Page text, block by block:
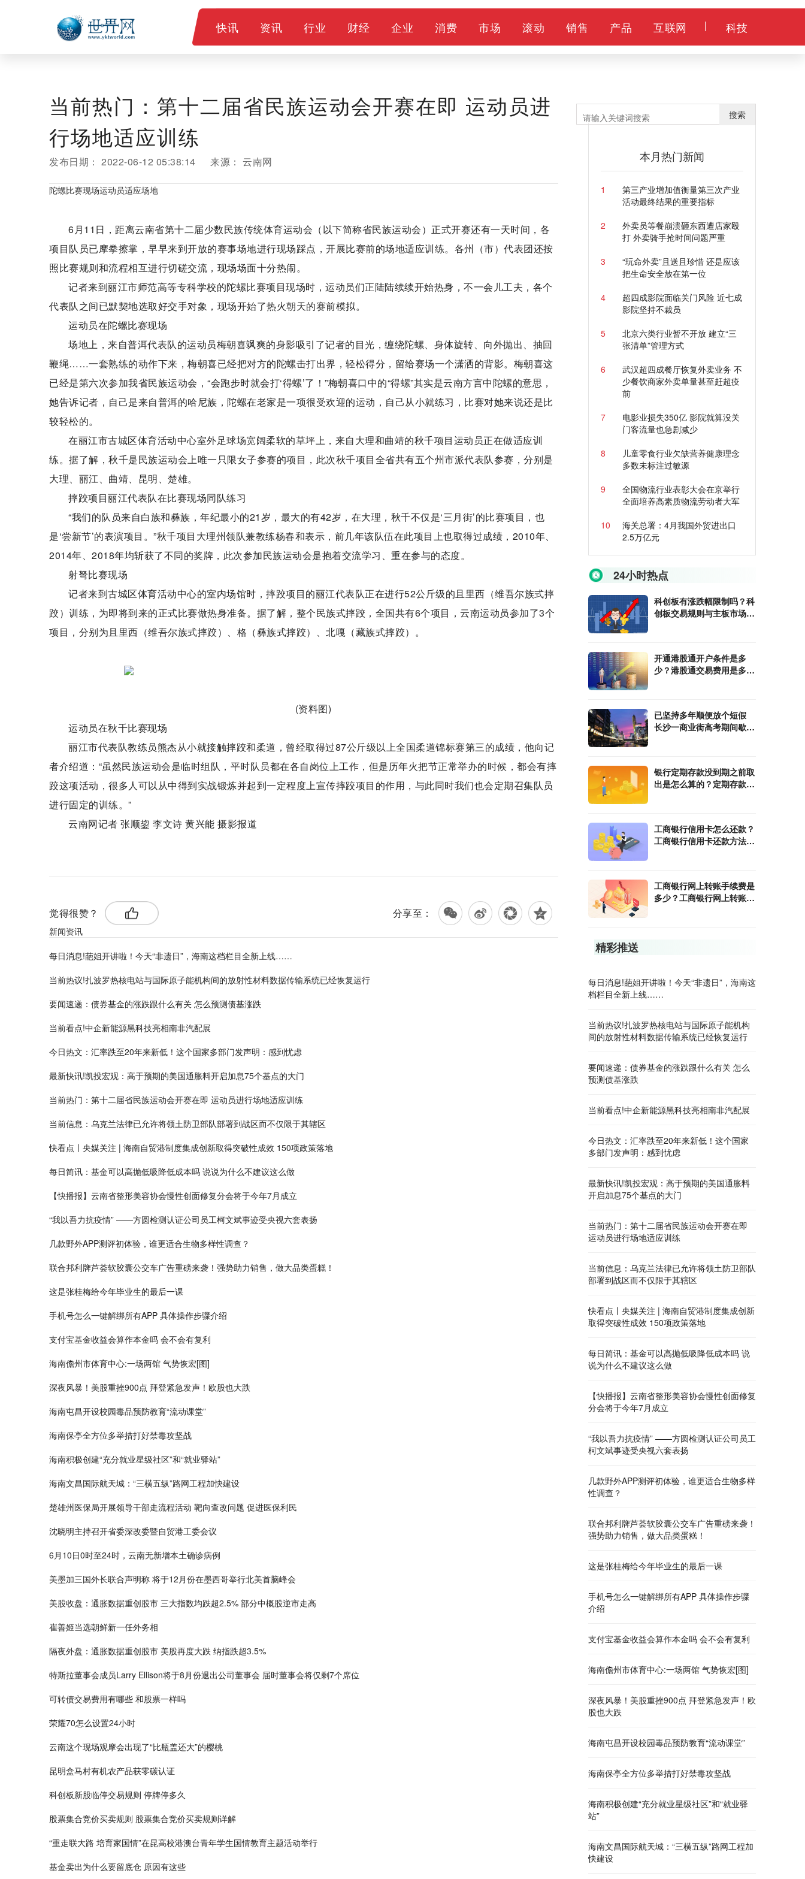
快讯 资讯 行业 财经 企业 消费 市场 滚动 销售 产品 互联网 科技
当前热门：第十二届省民族运动会开赛在即 运动员进
行场地适应训练
发布日期： 2022-06-12 05:38:14 来源： 云南网
陀螺比赛现场运动员适应场地
6月11日，距离云南省第十二届少数民族传统体育运动会（以下简称省民族运动会）正式开赛还有一天时间，各
项目队员已摩拳擦掌，早早来到开放的赛事场地进行现场踩点，开展比赛前的场地适应训练。各州（市）代表团还按
照比赛规则和流程相互进行切磋交流，现场场面十分热闹。
记者来到丽江市师范高等专科学校的陀螺比赛项目现场时，运动员们正陆陆续续开始热身，不一会儿工夫，各个
代表队之间已默契地选取好交手对象，现场开始了热火朝天的赛前模拟。
运动员在陀螺比赛现场
场地上，来自普洱代表队的运动员梅朝喜飒爽的身影吸引了记者的目光，缠绕陀螺、身体旋转、向外抛出、抽回
鞭绳……一套熟练的动作下来，梅朝喜已经把对方的陀螺击打出界，轻松得分，留给赛场一个潇洒的背影。梅朝喜这
已经是第六次参加我省民族运动会，“会跑步时就会打‘得螺’了！”梅朝喜口中的“得螺”其实是云南方言中陀螺的意思，
她告诉记者，自己是来自普洱的哈尼族，陀螺在老家是一项很受欢迎的运动，自己从小就练习，比赛对她来说还是比
较轻松的。
在丽江市古城区体育活动中心室外足球场宽阔柔软的草坪上，来自大理和曲靖的秋千项目运动员正在做适应训
练。据了解，秋千是民族运动会上唯一只限女子参赛的项目，此次秋千项目全省共有五个州市派代表队参赛，分别是
大理、丽江、曲靖、昆明、楚雄。
摔跤项目丽江代表队在比赛现场同队练习
“我们的队员来自白族和彝族，年纪最小的21岁，最大的有42岁，在大理，秋千不仅是‘三月街’的比赛项目，也
是‘尝新节’的表演项目。”秋千项目大理州领队兼教练杨春和表示，前几年该队伍在此项目上也取得过成绩，2010年、
2014年、2018年均斩获了不同的奖牌，此次参加民族运动会是抱着交流学习、重在参与的态度。
射弩比赛现场
记者来到古城区体育活动中心的室内场馆时，摔跤项目的丽江代表队正在进行52公斤级的且里西（维吾尔族式摔
跤）训练，为即将到来的正式比赛做热身准备。据了解，整个民族式摔跤，全国共有6个项目，云南运动员参加了3个
项目，分别为且里西（维吾尔族式摔跤）、格（彝族式摔跤）、北嘎（藏族式摔跤）。
(资料图)
运动员在秋千比赛现场
丽江市代表队教练员熊杰从小就接触摔跤和柔道，曾经取得过87公斤级以上全国柔道锦标赛第三的成绩，他向记
者介绍道：“虽然民族运动会是临时组队，平时队员都在各自岗位上工作，但是历年火把节正常举办的时候，都会有摔
跤这项活动，很多人可以从中得到实战锻炼并起到一定程度上宣传摔跤项目的作用，与此同时我们也会定期召集队员
进行固定的训练。”
云南网记者 张顺鋆 李文诗 黄兴能 摄影报道
觉得很赞？ 分享至：
新闻资讯
每日消息!葩姐开讲啦！今天“非遗日”，海南这档栏目全新上线……
当前热议!扎波罗热核电站与国际原子能机构间的放射性材料数据传输系统已经恢复运行
要闻速递：债券基金的涨跌跟什么有关 怎么预测债基涨跌
当前看点!中企新能源黑科技亮相南非汽配展
今日热文：汇率跌至20年来新低！这个国家多部门发声明：感到忧虑
最新快讯!凯投宏观：高于预期的美国通胀料开启加息75个基点的大门
当前热门：第十二届省民族运动会开赛在即 运动员进行场地适应训练
当前信息：乌克兰法律已允许将领土防卫部队部署到战区而不仅限于其辖区
快看点丨央媒关注 | 海南自贸港制度集成创新取得突破性成效 150项政策落地
每日简讯：基金可以高抛低吸降低成本吗 说说为什么不建议这么做
【快播报】云南省整形美容协会慢性创面修复分会将于今年7月成立
“我以吾力抗疫情” ——方圆检测认证公司员工柯文斌事迹受央视六套表扬
几款野外APP测评初体验，谁更适合生物多样性调查？
联合邦利牌芦荟软胶囊公交车广告重磅来袭！强势助力销售，做大品类蛋糕！
这是张桂梅给今年毕业生的最后一课
手机号怎么一键解绑所有APP 具体操作步骤介绍
支付宝基金收益会算作本金吗 会不会有复利
海南儋州市体育中心:一场两馆 气势恢宏[图]
深夜风暴！美股重挫900点 拜登紧急发声！欧股也大跌
海南屯昌开设校园毒品预防教育“流动课堂”
海南保亭全方位多举措打好禁毒攻坚战
海南积极创建“充分就业星级社区”和“就业驿站”
海南文昌国际航天城：“三横五纵”路网工程加快建设
楚雄州医保局开展领导干部走流程活动 靶向查改问题 促进医保利民
沈晓明主持召开省委深改委暨自贸港工委会议
6月10日0时至24时，云南无新增本土确诊病例
美墨加三国外长联合声明称 将于12月份在墨西哥举行北美首脑峰会
美股收盘：通胀数据重创股市 三大指数均跌超2.5% 部分中概股逆市走高
崔善姬当选朝鲜新一任外务相
隔夜外盘：通胀数据重创股市 美股再度大跌 纳指跌超3.5%
特斯拉董事会成员Larry Ellison将于8月份退出公司董事会 届时董事会将仅剩7个席位
可转债交易费用有哪些 和股票一样吗
荣耀70怎么设置24小时
云南这个现场观摩会出现了“比瓶盖还大”的樱桃
昆明盒马村有机农产品获零碳认证
科创板新股临停交易规则 停牌停多久
股票集合竞价买卖规则 股票集合竞价买卖规则详解
“重走联大路 培育家国情”在昆高校港澳台青年学生国情教育主题活动举行
基金卖出为什么要留底仓 原因有这些
搜索
本月热门新闻
1
第三产业增加值衡量第三次产业
活动最终结果的重要指标
2
外卖员等餐崩溃砸东西遭店家殴
打 外卖骑手抢时间问题严重
3
“玩命外卖”且送且珍惜 还是应该
把生命安全放在第一位
4
超四成影院面临关门风险 近七成
影院坚持不裁员
5
北京六类行业暂不开放 建立“三
张清单”管理方式
6
武汉超四成餐厅恢复外卖业务 不
少餐饮商家外卖单量甚至赶超疫
前
7
电影业损失350亿 影院就算没关
门客流量也急剧减少
8
儿童零食行业欠缺营养健康理念
多数未标注过敏源
9
全国物流行业表彰大会在京举行
全面培养高素质物流劳动者大军
10
海关总署：4月我国外贸进出口
2.5万亿元
24小时热点
科创板有涨跌幅限制吗？科
创板交易规则与主板市场有
开通港股通开户条件是多
少？港股通交易费用是多
已坚持多年顺便放个短假
长沙一商业街高考期间歇业
银行定期存款没到期之前取
出是怎么算的？定期存款到
工商银行信用卡怎么还款？
工商银行信用卡还款方法有
工商银行网上转账手续费是
多少？工商银行网上转账手
精彩推送
每日消息!葩姐开讲啦！今天“非遗日”，海南这
档栏目全新上线……
当前热议!扎波罗热核电站与国际原子能机构
间的放射性材料数据传输系统已经恢复运行
要闻速递：债券基金的涨跌跟什么有关 怎么
预测债基涨跌
当前看点!中企新能源黑科技亮相南非汽配展
今日热文：汇率跌至20年来新低！这个国家
多部门发声明：感到忧虑
最新快讯!凯投宏观：高于预期的美国通胀料
开启加息75个基点的大门
当前热门：第十二届省民族运动会开赛在即
运动员进行场地适应训练
当前信息：乌克兰法律已允许将领土防卫部队
部署到战区而不仅限于其辖区
快看点丨央媒关注 | 海南自贸港制度集成创新
取得突破性成效 150项政策落地
每日简讯：基金可以高抛低吸降低成本吗 说
说为什么不建议这么做
【快播报】云南省整形美容协会慢性创面修复
分会将于今年7月成立
“我以吾力抗疫情” ——方圆检测认证公司员工
柯文斌事迹受央视六套表扬
几款野外APP测评初体验，谁更适合生物多样
性调查？
联合邦利牌芦荟软胶囊公交车广告重磅来袭！
强势助力销售，做大品类蛋糕！
这是张桂梅给今年毕业生的最后一课
手机号怎么一键解绑所有APP 具体操作步骤
介绍
支付宝基金收益会算作本金吗 会不会有复利
海南儋州市体育中心:一场两馆 气势恢宏[图]
深夜风暴！美股重挫900点 拜登紧急发声！欧
股也大跌
海南屯昌开设校园毒品预防教育“流动课堂”
海南保亭全方位多举措打好禁毒攻坚战
海南积极创建“充分就业星级社区”和“就业驿
站”
海南文昌国际航天城：“三横五纵”路网工程加
快建设